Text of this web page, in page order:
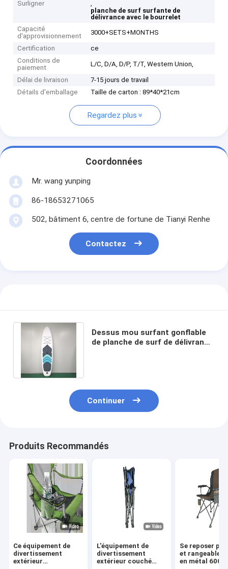
Surligner
,
planche de surf surfante de
délivrance avec le bourrelet
Capacité
d'approvisionnement
3000+SETS+MONTHS
Certification
ce
Conditions de
paiement
L/C, D/A, D/P, T/T, Western Union,
Délai de livraison
7-15 jours de travail
Détails d'emballage
Taille de carton : 89*40*21cm
Regardez plus
Coordonnées
Mr. wang yunping
86-18653271065
502, bâtiment 6, centre de fortune de Tianyi Renhe
Contactez
Dessus mou surfant gonflable
de planche de surf de délivrance
Continuer
Produits Recommandés
Ce équipement de
divertissement
extérieur
L'équipement de
divertissement
extérieur couché
Se reposer
et rangeable
en métal 600D